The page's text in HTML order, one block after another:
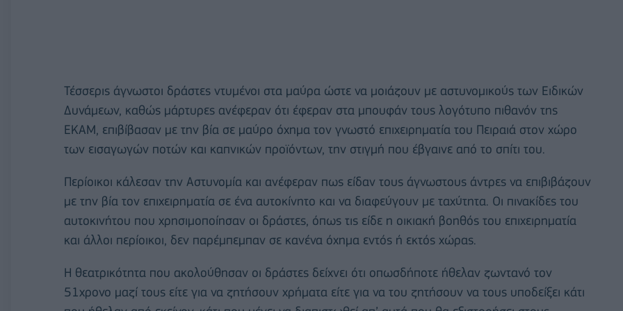
Τέσσερις άγνωστοι δράστες ντυμένοι στα μαύρα ώστε να μοιάζουν με αστυνομικούς των Ειδικών
Δυνάμεων, καθώς μάρτυρες ανέφεραν ότι έφεραν στα μπουφάν τους λογότυπο πιθανόν της
ΕΚΑΜ, επιβίβασαν με την βία σε μαύρο όχημα τον γνωστό επιχειρηματία του Πειραιά στον χώρο
των εισαγωγών ποτών και καπνικών προϊόντων, την στιγμή που έβγαινε από το σπίτι του.
Περίοικοι κάλεσαν την Αστυνομία και ανέφεραν πως είδαν τους άγνωστους άντρες να επιβιβάζουν
με την βία τον επιχειρηματία σε ένα αυτοκίνητο και να διαφεύγουν με ταχύτητα. Οι πινακίδες του
αυτοκινήτου που χρησιμοποίησαν οι δράστες, όπως τις είδε η οικιακή βοηθός του επιχειρηματία
και άλλοι περίοικοι, δεν παρέμπεμπαν σε κανένα όχημα εντός ή εκτός χώρας.
Η θεατρικότητα που ακολούθησαν οι δράστες δείχνει ότι οπωσδήποτε ήθελαν ζωντανό τον
51χρονο μαζί τους είτε για να ζητήσουν χρήματα είτε για να του ζητήσουν να τους υποδείξει κάτι